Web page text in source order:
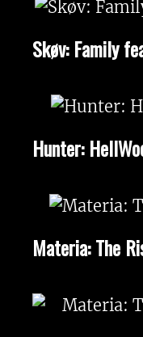
Skøv: Family
Hunter:
Materia: The